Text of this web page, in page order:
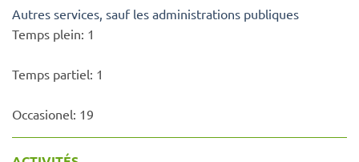
Autres services, sauf les administrations publiques
Temps plein: 1
Temps partiel: 1
Occasionel: 19